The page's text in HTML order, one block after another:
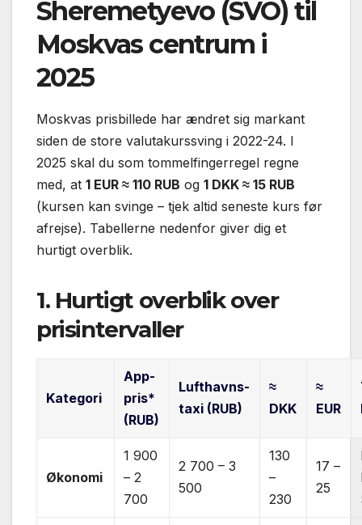
Sheremetyevo (SVO) til
Moskvas centrum i
2025
Moskvas prisbillede har ændret sig markant
siden de store valutakurssving i 2022-24. I
2025 skal du som tommelfingerregel regne
med, at 1 EUR ≈ 110 RUB og 1 DKK ≈ 15 RUB
(kursen kan svinge – tjek altid seneste kurs før
afrejse). Tabellerne nedenfor giver dig et
hurtigt overblik.
1. Hurtigt overblik over
prisintervaller
Kategori
App-
pris*
(RUB)
Lufthavns-
taxi (RUB)
≈
DKK
≈
EUR
Økonomi
1 900
– 2
700
2 700 – 3
500
130
–
230
17 –
25